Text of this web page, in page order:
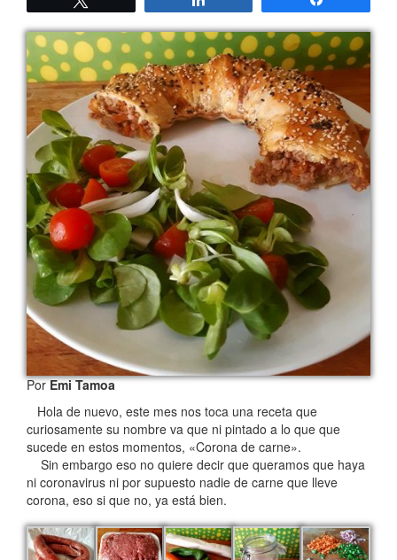
PorEmi Tamoa
Hola de nuevo, este mes nos toca una receta que
curiosamente su nombre va que ni pintado a lo que que
sucede en estos momentos, «Corona de carne».
Sin embargo eso no quiere decir que queramos que haya
ni coronavirus ni por supuesto nadie de carne que lleve
corona, eso si que no, ya está bien.